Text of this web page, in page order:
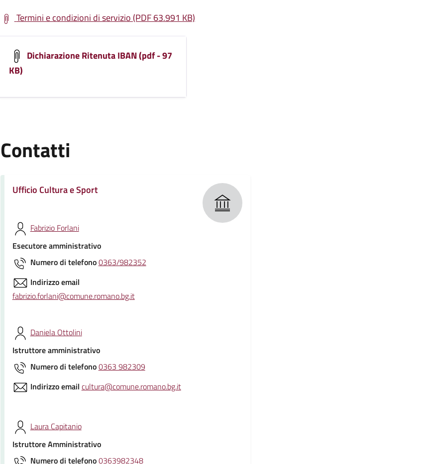
Termini e condizioni di servizio (PDF 63.991 KB)
Dichiarazione Ritenuta IBAN (pdf - 97
KB)
Contatti
Ufficio Cultura e Sport
Fabrizio Forlani
Esecutore amministrativo
Numero di telefono0363/982352
Indirizzo email
fabrizio.forlani@comune.romano.bg.it
Daniela Ottolini
Istruttore amministrativo
Numero di telefono0363 982309
Indirizzo email cultura@comune.romano.bg.it
Laura Capitanio
Istruttore Amministrativo
Numero di telefono0363982348